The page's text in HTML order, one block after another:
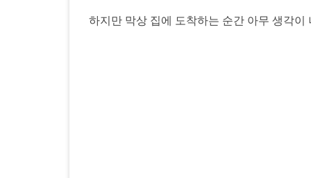
하지만 막상 집에 도착하는 순간 아무 생각이